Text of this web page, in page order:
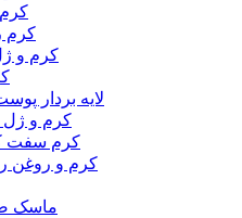
کرم
کرم
کرم و
لایه بردار
کرم و ژل
کرم سفت
کرم و روغن
ماسک